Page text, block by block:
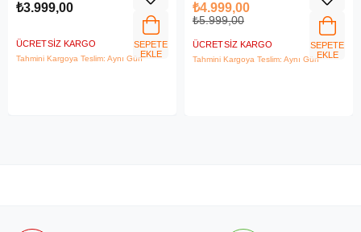
₺3.999,00
ÜCRETSIZ KARGO
Tahmini Kargoya Teslim: Aynı Gün
SEPETE
EKLE
₺4.999,00
₺5.999,00
ÜCRETSIZ KARGO
Tahmini Kargoya Teslim: Aynı Gün
SEPETE
EKLE